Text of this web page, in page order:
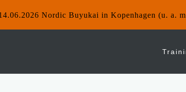
Nordic Buyukai in Kopenhagen (u. a.